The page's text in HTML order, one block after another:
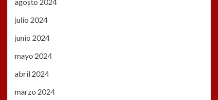
agosto 2024
julio 2024
junio 2024
mayo 2024
abril 2024
marzo 2024